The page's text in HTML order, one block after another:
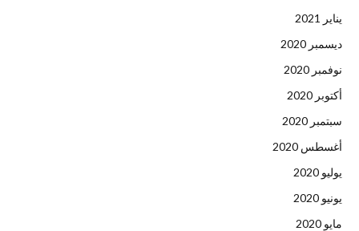
يناير 2021
ديسمبر 2020
نوفمبر 2020
أكتوبر 2020
سبتمبر 2020
أغسطس 2020
يوليو 2020
يونيو 2020
مايو 2020